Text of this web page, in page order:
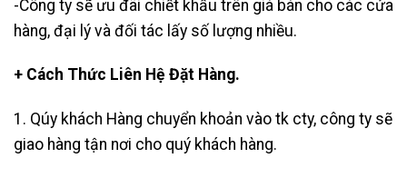
-Công ty sẽ ưu đãi chiết khấu trên giá bán cho các cửa
hàng, đại lý và đối tác lấy số lượng nhiều.
+ Cách Thức Liên Hệ Đặt Hàng.
1. Qúy khách Hàng chuyển khoản vào tk cty, công ty sẽ
giao hàng tận nơi cho quý khách hàng.